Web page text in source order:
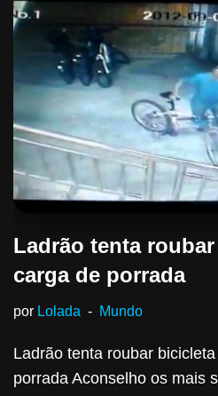
Ladrão tenta
carga de porrada
por Lolada Mundo
Ladrão tenta roubar
porrada Aconselho os mais